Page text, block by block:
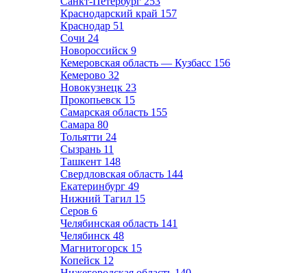
Краснодарский край 157
Краснодар 51
Сочи 24
Новороссийск 9
Кемеровская область — Кузбасс 156
Кемерово 32
Новокузнецк 23
Прокопьевск 15
Самарская область 155
Самара 80
Тольятти 24
Сызрань 11
Ташкент 148
Свердловская область 144
Екатеринбург 49
Нижний Тагил 15
Серов 6
Челябинская область 141
Челябинск 48
Магнитогорск 15
Копейск 12